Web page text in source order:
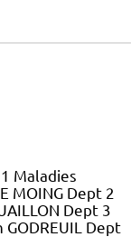
Maladies
MOING Dept 2
Dept 3
Dept